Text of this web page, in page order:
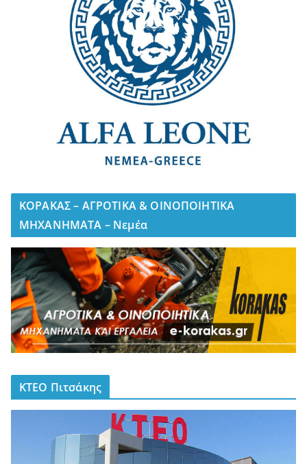
ΚΟΡΑΚΑΣ – ΑΓΡΟΤΙΚΑ & ΟΙΝΟΠΟΙΗΤΙΚΑ
ΜΗΧΑΝΗΜΑΤΑ – Νεμέα
ΚΤΕΟ Πιτσάκης